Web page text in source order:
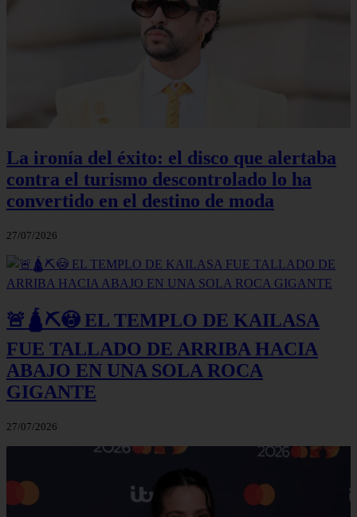
La ironía del éxito: el disco que alertaba
contra el turismo descontrolado lo ha
convertido en el destino de moda
27/07/2026
🚨🛕⛏️😳 EL TEMPLO DE KAILASA
FUE TALLADO DE ARRIBA HACIA
ABAJO EN UNA SOLA ROCA
GIGANTE
27/07/2026